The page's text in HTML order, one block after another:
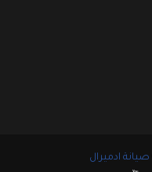
صيانة ادميرال